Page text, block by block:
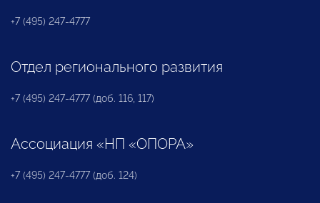
+7 (495) 247-4777
Отдел регионального развития
+7 (495) 247-4777 (доб. 116, 117)
Ассоциация «НП «ОПОРА»
+7 (495) 247-4777 (доб. 124)